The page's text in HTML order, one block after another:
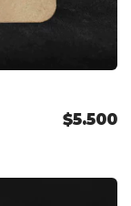
$5.500